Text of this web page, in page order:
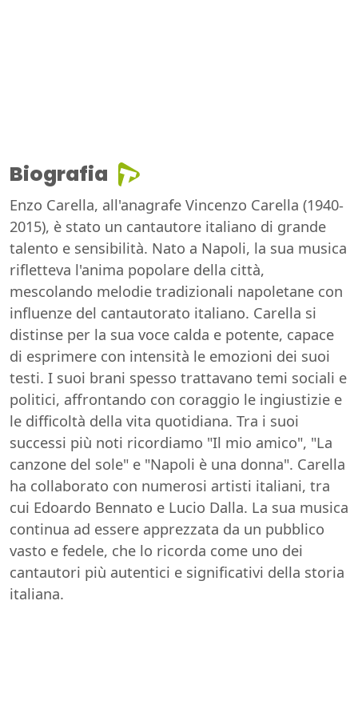
Biografia
Enzo Carella, all'anagrafe Vincenzo Carella (1940-
2015), è stato un cantautore italiano di grande
talento e sensibilità. Nato a Napoli, la sua musica
rifletteva l'anima popolare della città,
mescolando melodie tradizionali napoletane con
influenze del cantautorato italiano. Carella si
distinse per la sua voce calda e potente, capace
di esprimere con intensità le emozioni dei suoi
testi. I suoi brani spesso trattavano temi sociali e
politici, affrontando con coraggio le ingiustizie e
le difficoltà della vita quotidiana. Tra i suoi
successi più noti ricordiamo "Il mio amico", "La
canzone del sole" e "Napoli è una donna". Carella
ha collaborato con numerosi artisti italiani, tra
cui Edoardo Bennato e Lucio Dalla. La sua musica
continua ad essere apprezzata da un pubblico
vasto e fedele, che lo ricorda come uno dei
cantautori più autentici e significativi della storia
italiana.